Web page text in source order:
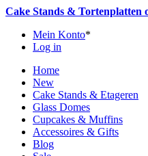
Cake Stands & Tortenplatten
Mein Konto*
Log in
Home
New
Cake Stands & Etageren
Glass Domes
Cupcakes & Muffins
Accessoires & Gifts
Blog